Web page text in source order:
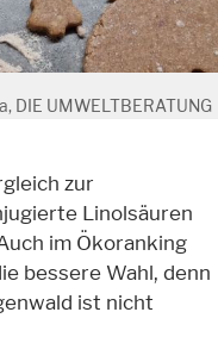
DIE UMWELTBERATUNG
zur
Linolsäuren
im Ökoranking
bessere Wahl, denn
ist nicht